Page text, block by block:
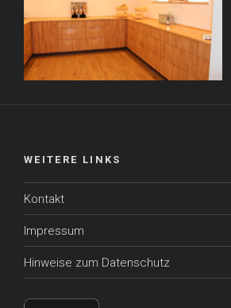
WEITERE LINKS
Kontakt
Impressum
Hinweise zum Datenschutz